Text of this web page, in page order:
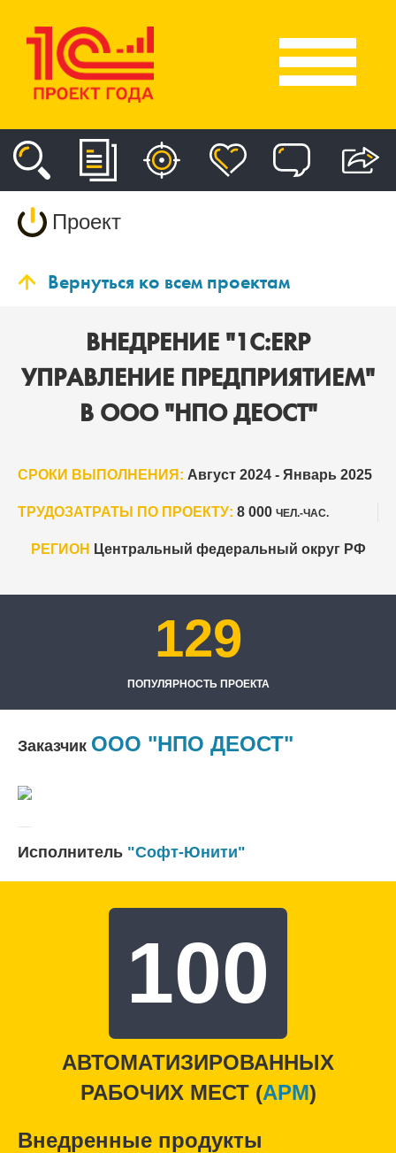
Проект
Вернуться ко всем проектам
ВНЕДРЕНИЕ "1С:ERP
УПРАВЛЕНИЕ ПРЕДПРИЯТИЕМ"
В ООО "НПО ДЕОСТ"
СРОКИ ВЫПОЛНЕНИЯ: Август 2024 - Январь 2025
ТРУДОЗАТРАТЫ ПО ПРОЕКТУ: 8 000 ЧЕЛ.-ЧАС.
РЕГИОН Центральный федеральный округ РФ
129
ПОПУЛЯРНОСТЬ ПРОЕКТА
Заказчик ООО "НПО ДЕОСТ"
Исполнитель "Софт-Юнити"
100
АВТОМАТИЗИРОВАННЫХ
РАБОЧИХ МЕСТ (APM)
Внедренные продукты